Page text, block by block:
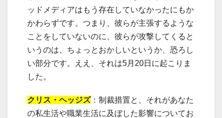
ッドメディアはもう存在していなかったにもか
かわらずです。つまり、彼らが主張するような
ことをしていないのに、彼らが攻撃してくると
いうのは、ちょっとおかしいというか、恐ろし
い部分です。ええ、それは5月20日に起こりま
した。
クリス・ヘッジズ：制裁措置と、それがあなた
の私生活や職業生活に及ぼした影響についてお